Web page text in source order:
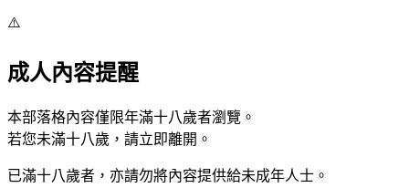
⚠️
成人內容提醒
本部落格內容僅限年滿十八歲者瀏覽。
若您未滿十八歲，請立即離開。
已滿十八歲者，亦請勿將內容提供給未成年人士。